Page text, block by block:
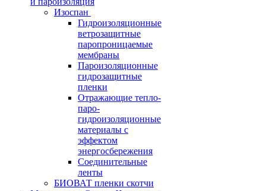
Изоспан
Гидроизоляционные
ветрозащитные
паропроницаемые
мембраны
Пароизоляционные
гидрозащитные
пленки
Отражающие тепло-
паро-
гидроизоляционные
материалы с
эффектом
энергосбережения
Соединительные
ленты
БИОВАТ пленки скотчи